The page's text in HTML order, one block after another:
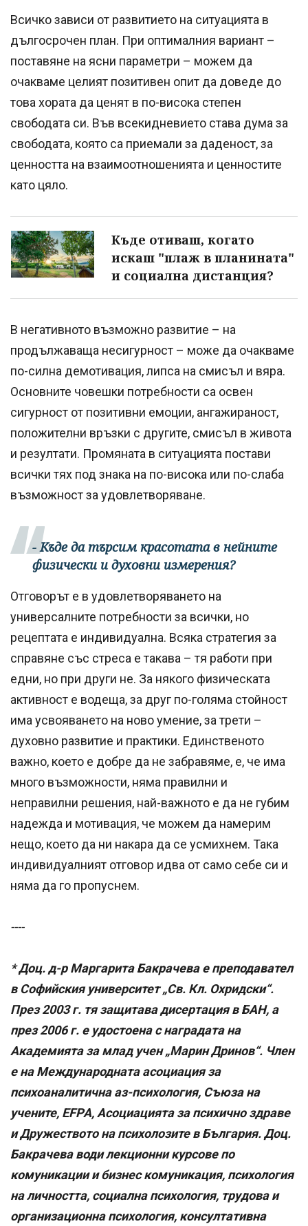
Всичко зависи от развитието на ситуацията в
дългосрочен план. При оптималния вариант –
поставяне на ясни параметри – можем да
очакваме целият позитивен опит да доведе до
това хората да ценят в по-висока степен
свободата си. Във всекидневието става дума за
свободата, която са приемали за даденост, за
ценността на взаимоотношенията и ценностите
като цяло.
Къде отиваш, когато
искаш "плаж в планината"
и социална дистанция?
В негативното възможно развитие – на
продължаваща несигурност – може да очакваме
по-силна демотивация, липса на смисъл и вяра.
Основните човешки потребности са освен
сигурност от позитивни емоции, ангажираност,
положителни връзки с другите, смисъл в живота
и резултати. Промяната в ситуацията постави
всички тях под знака на по-висока или по-слаба
възможност за удовлетворяване.
- Къде да търсим красотата в нейните
физически и духовни измерения?
Отговорът е в удовлетворяването на
универсалните потребности за всички, но
рецептата е индивидуална. Всяка стратегия за
справяне със стреса е такава – тя работи при
едни, но при други не. За някого физическата
активност е водеща, за друг по-голяма стойност
има усвояването на ново умение, за трети –
духовно развитие и практики. Единственото
важно, което е добре да не забравяме, е, че има
много възможности, няма правилни и
неправилни решения, най-важното е да не губим
надежда и мотивация, че можем да намерим
нещо, което да ни накара да се усмихнем. Така
индивидуалният отговор идва от само себе си и
няма да го пропуснем.
----
* Доц. д-р Маргарита Бакрачева е преподавател
в Софийския университет „Св. Кл. Охридски“.
През 2003 г. тя защитава дисертация в БАН, а
през 2006 г. е удостоена с наградата на
Академията за млад учен „Марин Дринов“. Член
e на Международната асоциация за
психоаналитична аз-психология, Съюза на
учените, EFPA, Асоциацията за психично здраве
и Дружеството на психолозите в България. Доц.
Бакрачева води лекционни курсове по
комуникации и бизнес комуникация, психология
на личността, социална психология, трудова и
организационна психология, консултативна